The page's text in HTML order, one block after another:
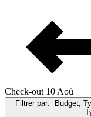
Check-out 10 Aoû
Filtrer par: Budget,